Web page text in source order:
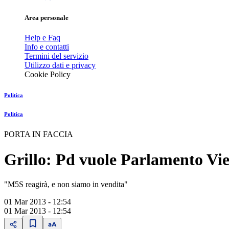
Area personale
Help e Faq
Info e contatti
Termini del servizio
Utilizzo dati e privacy
Cookie Policy
Politica
Politica
PORTA IN FACCIA
Grillo: Pd vuole Parlamento
"M5S reagirà, e non siamo in vendita"
01 Mar 2013 - 12:54
01 Mar 2013 - 12:54